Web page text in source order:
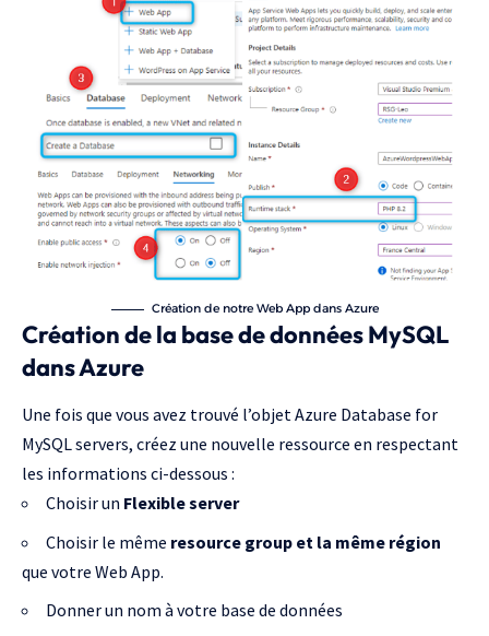
Création de notre Web App dans Azure
Création de la base de données MySQL
dans Azure
Une fois que vous avez trouvé l’objet Azure Database for
MySQL servers, créez une nouvelle ressource en respectant
les informations ci-dessous :
Choisir un Flexible server
Choisir le même resource group et la même région
que votre Web App.
Donner un nom à votre base de données